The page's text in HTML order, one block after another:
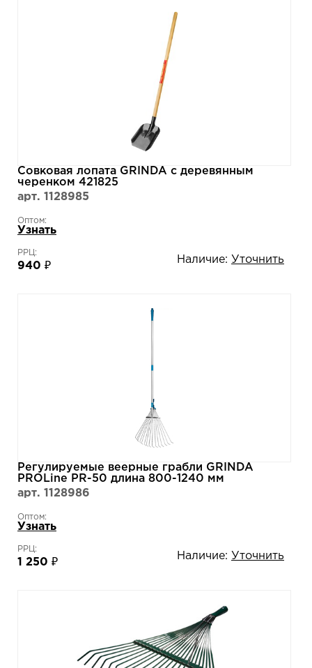
Совковая лопата GRINDA с деревянным
черенком 421825
арт. 1128985
Оптом:
Узнать
РРЦ:
940 ₽
Наличие: Уточнить
Регулируемые веерные грабли GRINDA
PROLine PR-50 длина 800-1240 мм
телескопический алюминиевый черенок
421868
арт. 1128986
Оптом:
Узнать
РРЦ:
1 250 ₽
Наличие: Уточнить